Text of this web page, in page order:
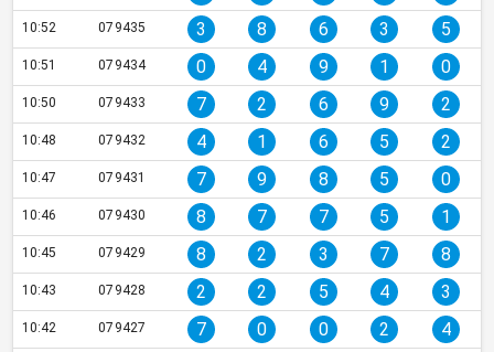
10:52 079435 3 8 6 3 5
10:51 079434 0 4 9 1 0
10:50 079433 7 2 6 9 2
10:48 079432 4 1 6 5 2
10:47 079431 7 9 8 5 0
10:46 079430 8 7 7 5 1
10:45 079429 8 2 3 7 8
10:43 079428 2 2 5 4 3
10:42 079427 7 0 0 2 4